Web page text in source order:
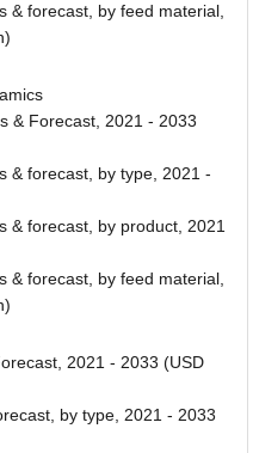
& forecast, by feed material,
& Forecast, 2021 - 2033
& forecast, by type, 2021 -
& forecast, by product, 2021
& forecast, by feed material,
2021 - 2033 (USD
by type, 2021 - 2033